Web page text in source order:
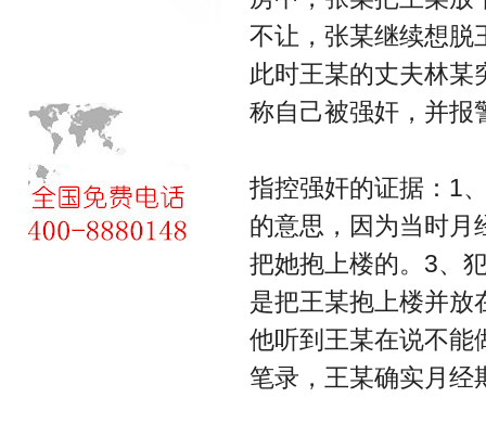
不让，张某继续想脱
此时王某的丈夫林某
称自己被强奸，并报
指控强奸的证据：1
的意思，因为当时月
把她抱上楼的。3、
是把王某抱上楼并放
他听到王某在说不能
笔录，王某确实月经